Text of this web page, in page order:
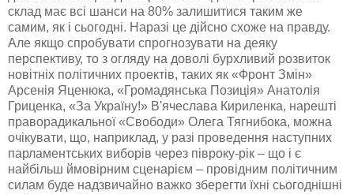
склад має всі шанси на 80% залишитися таким же
самим, як і сьогодні. Наразі це дійсно схоже на правду.
Але якщо спробувати спрогнозувати на деяку
перспективу, то з огляду на доволі бурхливий розвиток
новітніх політичних проектів, таких як «Фронт Змін»
Арсенія Яценюка, «Громадянська Позиція» Анатолія
Гриценка, «За Україну!» В'ячеслава Кириленка, нарешті
праворадикальної «Свободи» Олега Тягнибока, можна
очікувати, що, наприклад, у разі проведення наступних
парламентських виборів через півроку-рік – що і є
найбільш ймовірним сценарієм – провідним політичним
силам буде надзвичайно важко зберегти їхні сьогоднішні